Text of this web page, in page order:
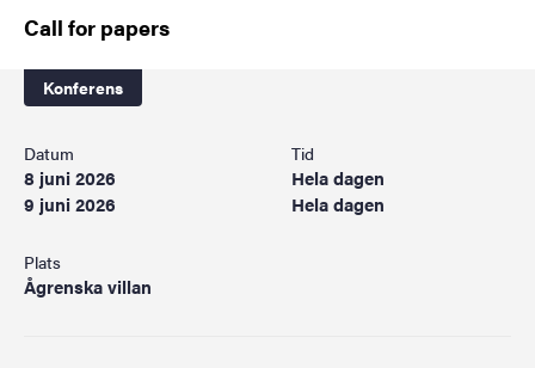
Call for papers
Konferens
Datum
8 juni 2026
9 juni 2026
Tid
Hela dagen
Hela dagen
Plats
Ågrenska villan